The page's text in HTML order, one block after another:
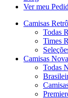
Ver meu
Camisas Retrô
Todas
Times
Camisas
Todas